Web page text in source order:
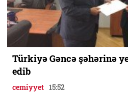
Türkiyə Gəncə şəhərinə
edib
cemiyyet 15:52